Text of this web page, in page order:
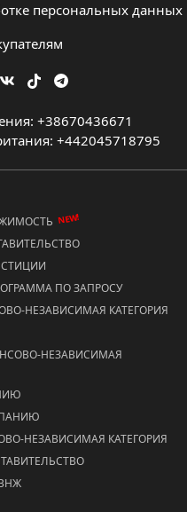
персональных данных
+38670436671
+442045718795
NEW!
ПО ЗАПРОСУ
НЕЗАВИСИМАЯ КАТЕГОРИЯ
НЕЗАВИСИМАЯ
НЕЗАВИСИМАЯ КАТЕГОРИЯ